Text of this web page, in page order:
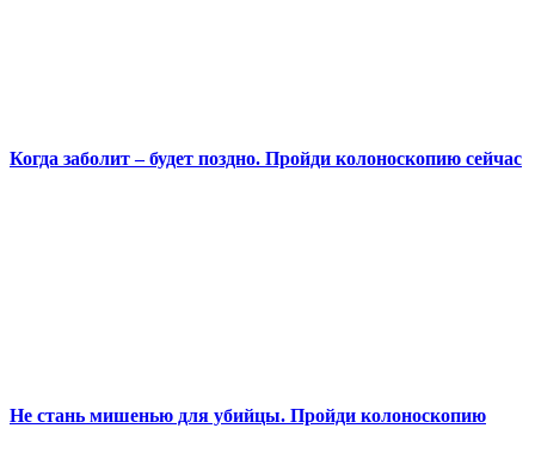
Когда заболит – будет поздно. Пройди колоноскопию сейчас
Не стань мишенью для убийцы. Пройди колоноскопию